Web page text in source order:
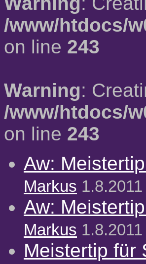
/www/htdocs/
on line 243
Warning:
/www/htdocs/
on line 243
Aw:
Markus
Aw:
Markus
Meistertip für